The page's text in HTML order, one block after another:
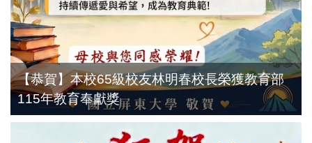
【恭賀】本校65級校友林明春校長榮獲教育部
115年教育奉獻獎